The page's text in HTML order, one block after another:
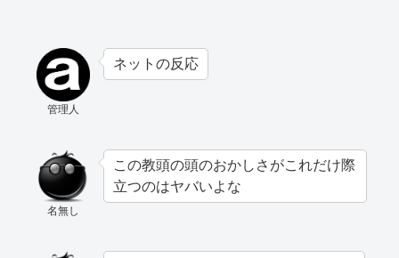
管理人
ネットの反応
名無し
この教頭の頭のおかしさがこれだけ際
立つのはヤバいよな